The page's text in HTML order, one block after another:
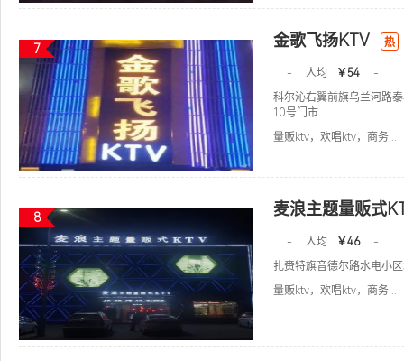
7 金歌飞扬KTV 热
- 人均 ￥54
-
科尔沁右翼前旗乌兰河路
10号门市
量贩ktv，欢唱ktv，商务...
8 麦浪主题量贩式
- 人均 ￥46
-
扎赉特旗音德尔路水电小
量贩ktv，欢唱ktv，商务...